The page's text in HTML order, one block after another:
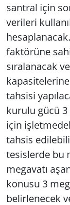
santral için
verileri
faktörüne
sıralanacak
tahsisi
kurulu gücü 3
için
tahsis
tesislerde bu
megavatı
konusu 3
belirlenecek